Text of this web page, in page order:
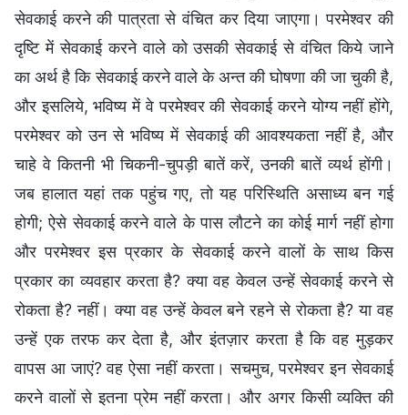
सेवकाई करने की पात्रता से वंचित कर दिया जाएगा। परमेश्वर की
दृष्टि में सेवकाई करने वाले को उसकी सेवकाई से वंचित किये जाने
का अर्थ है कि सेवकाई करने वाले के अन्त की घोषणा की जा चुकी है,
और इसलिये, भविष्य में वे परमेश्वर की सेवकाई करने योग्य नहीं होंगे,
परमेश्वर को उन से भविष्य में सेवकाई की आवश्यकता नहीं है, और
चाहे वे कितनी भी चिकनी-चुपड़ी बातें करें, उनकी बातें व्यर्थ होंगी।
जब हालात यहां तक पहुंच गए, तो यह परिस्थिति असाध्य बन गई
होगी; ऐसे सेवकाई करने वाले के पास लौटने का कोई मार्ग नहीं होगा
और परमेश्वर इस प्रकार के सेवकाई करने वालों के साथ किस
प्रकार का व्यवहार करता है? क्या वह केवल उन्हें सेवकाई करने से
रोकता है? नहीं। क्या वह उन्हें केवल बने रहने से रोकता है? या वह
उन्हें एक तरफ कर देता है, और इंतज़ार करता है कि वह मुड़कर
वापस आ जाएं? वह ऐसा नहीं करता। सचमुच, परमेश्वर इन सेवकाई
करने वालों से इतना प्रेम नहीं करता। और अगर किसी व्यक्ति की